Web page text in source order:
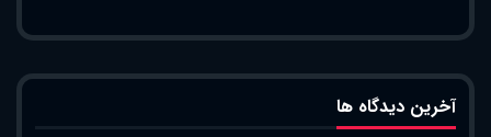
آخرین دیدگاه ها